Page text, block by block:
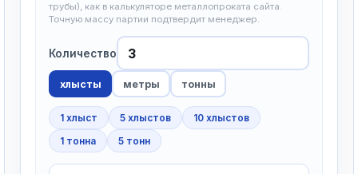
трубы), как в калькуляторе металлопроката сайта.
Точную массу партии подтвердит менеджер.
Количество
хлысты метры тонны
1 хлыст 5 хлыстов
10 хлыстов
1 тонна
5 тонн